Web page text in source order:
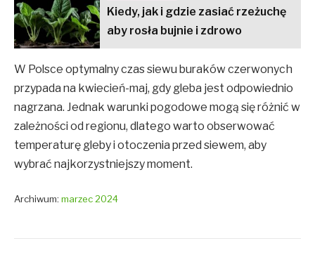
Kiedy, jak i gdzie zasiać rzeżuchę
aby rosła bujnie i zdrowo
W Polsce optymalny czas siewu buraków czerwonych
przypada na kwiecień-maj, gdy gleba jest odpowiednio
nagrzana. Jednak warunki pogodowe mogą się różnić w
zależności od regionu, dlatego warto obserwować
temperaturę gleby i otoczenia przed siewem, aby
wybrać najkorzystniejszy moment.
Archiwum: marzec 2024